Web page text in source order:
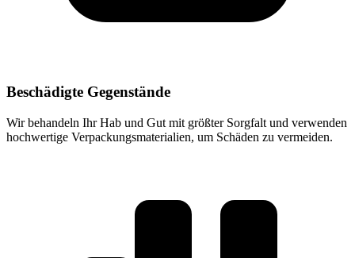
Beschädigte Gegenstände
Wir behandeln Ihr Hab und Gut mit größter Sorgfalt und verwenden
hochwertige Verpackungsmaterialien, um Schäden zu vermeiden.